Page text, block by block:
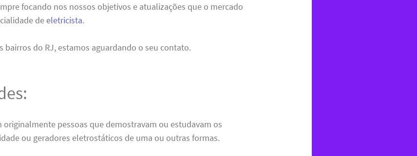
focando nos nossos objetivos e atualizações que o mercado
deeletricista.
bairros do RJ, estamos aguardando o seu contato.
originalmente pessoas que demostravam ou estudavam os
ou geradores eletrostáticos de uma ou outras formas.